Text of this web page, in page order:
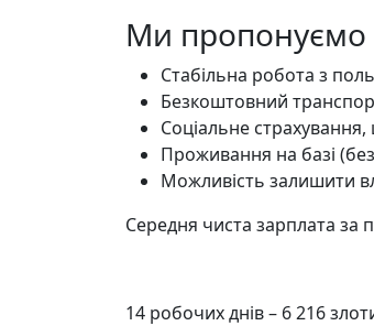
Ми пропонуємо
Стабільна робота з
Безкоштовний
Соціальне
Проживання на базі
Можливість залишити
Середня чиста зарплата за
14 робочих днів – 6 216